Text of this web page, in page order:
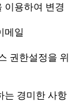
이용하여 변경
메일
권한설정을 위
는 경미한 사항